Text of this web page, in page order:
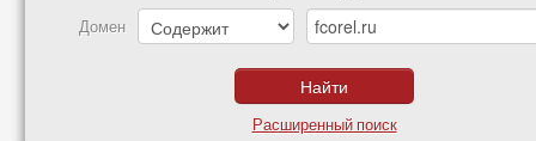
Домен
Расширенный поиск